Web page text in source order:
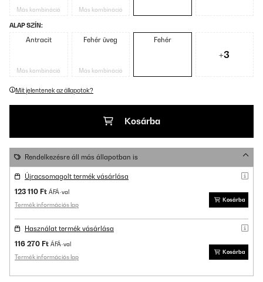
Más kombináció Más kombináció
ALAP SZÍN:
Antracit
Más kombináció
Fehér üveg
Más kombináció
Fehér
+3
Mit jelentenek az állapotok?
Kosárba
Rendelkezésre áll más állapotban is
Újracsomagolt termék vásárlása
123 110 Ft ÁFÁ-val
Termék információs lap
Kosárba
Használat termék vásárlása
116 270 Ft ÁFÁ-val
Termék információs lap
Kosárba